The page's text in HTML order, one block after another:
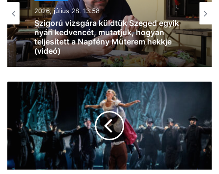
GASZTRO
2026, július 27. 07:30
Így éld túl a rekordhőséget: 499 Ft-ért
adja a fagyit a Reök Cukrászda!